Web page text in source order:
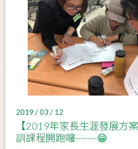
2019 / 03 / 12
【2019年家長生涯發展
訓課程開跑囉~~~~😁